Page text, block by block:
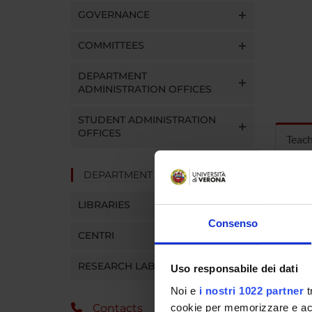
Consenso
Uso responsabile dei dati
Noi e i nostri 1022 partner
cookie per memorizzare e
GOVERNANCE
COMMITTEES
DEPARTMENT
ADMINISTRATION OFFICES
STUDENT ADMINISTRATION
OFFICES
DEPARTMENT FACILITIES
LIBRARIES
CENTRI
RESEARCH LABORATORIES
Contacts
Click